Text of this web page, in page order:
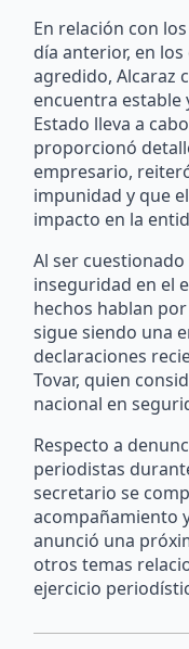
En relación con
día anterior, en
agredido, Alcaraz
encuentra estable
Estado lleva a
proporcionó
empresario,
impunidad y que
impacto en la
Al ser
inseguridad en el
hechos hablan
sigue siendo una
declaraciones
Tovar, quien
nacional en
Respecto a
periodistas
secretario se
acompañamiento
anunció una
otros temas
ejercicio